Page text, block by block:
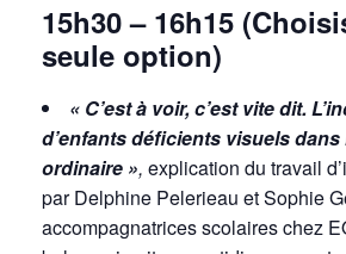
15h30 – 16h15
seule option)
« C’est à voir, c’est vite dit.
d’enfants déficients visuels dans
ordinaire », explication du travail
par Delphine Pelerieau et Sophie
accompagnatrices scolaires chez